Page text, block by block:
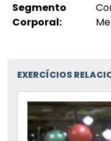
Segmento
Corporal:
EXERCÍCIOS